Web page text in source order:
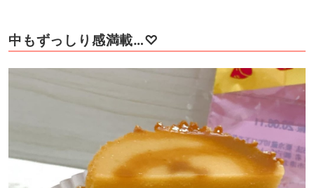
中もずっしり感満載…♡